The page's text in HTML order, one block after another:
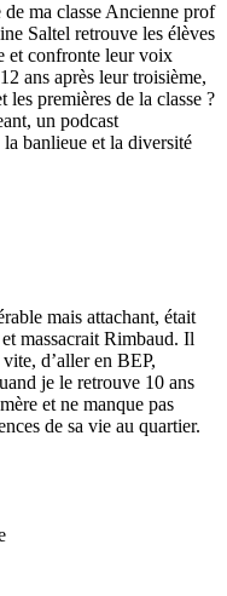
ma classe Ancienne prof
Saltel retrouve les élèves
et confronte leur voix
ans après leur troisième,
les premières de la classe ?
un podcast
banlieue et la diversité
mais attachant, était
massacrait Rimbaud. Il
d’aller en BEP,
je le retrouve 10 ans
et ne manque pas
de sa vie au quartier.